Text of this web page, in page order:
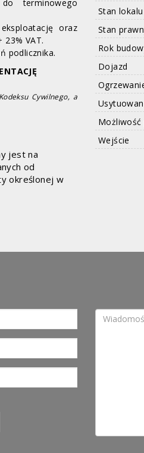
terminowego
oraz
VAT.
podlicznika.
Cywilnego, a
jest na
od
określonej w
Stan lokalu
Stan
Rok
Dojazd
Możliwość
Wejście